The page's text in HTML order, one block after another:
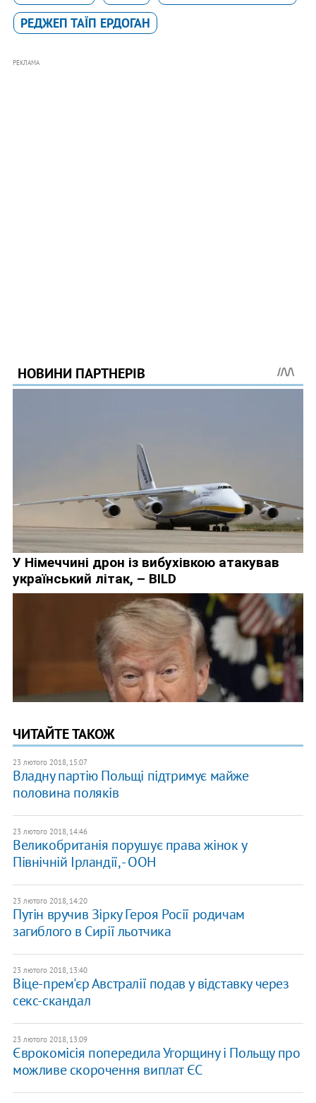
РЕДЖЕП ТАЇП ЕРДОГАН
РЕКЛАМА
ЧИТАЙТЕ ТАКОЖ
23 лютого 2018, 15:07
Владну партію Польщі підтримує майже
половина поляків
23 лютого 2018, 14:46
Великобританія порушує права жінок у
Північній Ірландії, - ООН
23 лютого 2018, 14:20
Путін вручив Зірку Героя Росії родичам
загиблого в Сирії льотчика
23 лютого 2018, 13:40
Віце-прем'єр Австралії подав у відставку через
секс-скандал
23 лютого 2018, 13:09
Єврокомісія попередила Угорщину і Польщу про
можливе скорочення виплат ЄС